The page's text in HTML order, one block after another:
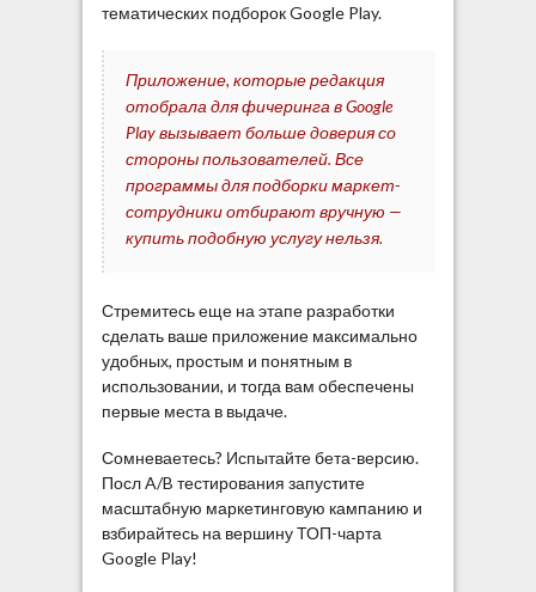
тематических подборок Google Play.
Приложение, которые редакция
отобрала для фичеринга в Google
Play вызывает больше доверия со
стороны пользователей. Все
программы для подборки маркет-
сотрудники отбирают вручную —
купить подобную услугу нельзя.
Стремитесь еще на этапе разработки
сделать ваше приложение максимально
удобных, простым и понятным в
использовании, и тогда вам обеспечены
первые места в выдаче.
Сомневаетесь? Испытайте бета-версию.
Посл A/B тестирования запустите
масштабную маркетинговую кампанию и
взбирайтесь на вершину ТОП-чарта
Google Play!